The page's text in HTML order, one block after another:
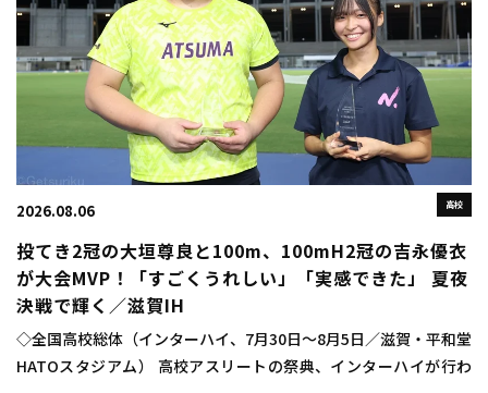
高校
2026.08.06
投てき2冠の大垣尊良と100m、100mH2冠の吉永優衣
が大会MVP！「すごくうれしい」「実感できた」 夏夜
決戦で輝く／滋賀IH
◇全国高校総体（インターハイ、7月30日～8月5日／滋賀・平和堂
HATOスタジアム） 高校アスリートの祭典、インターハイが行わ